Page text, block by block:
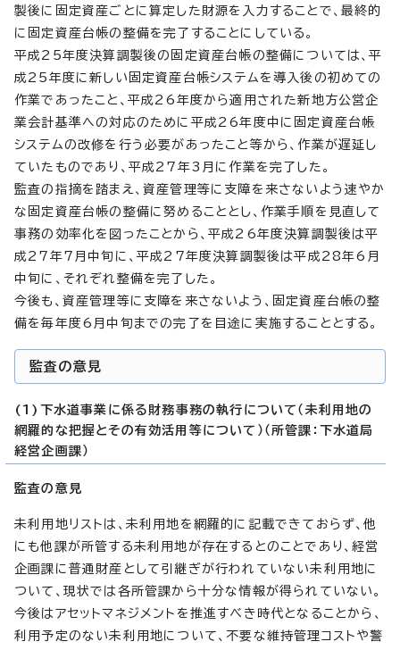
製後に固定資産ごとに算定した財源を入力することで、最終的
に固定資産台帳の整備を完了することにしている。
平成25年度決算調製後の固定資産台帳の整備については、平
成25年度に新しい固定資産台帳システムを導入後の初めての
作業であったこと、平成26年度から適用された新地方公営企
業会計基準への対応のために平成26年度中に固定資産台帳
システムの改修を行う必要があったこと等から、作業が遅延し
ていたものであり、平成27年3月に作業を完了した。
監査の指摘を踏まえ、資産管理等に支障を来さないよう速やか
な固定資産台帳の整備に努めることとし、作業手順を見直して
事務の効率化を図ったことから、平成26年度決算調製後は平
成27年7月中旬に、平成27年度決算調製後は平成28年6月
中旬に、それぞれ整備を完了した。
今後も、資産管理等に支障を来さないよう、固定資産台帳の整
備を毎年度6月中旬までの完了を目途に実施することとする。
監査の意見
(1)下水道事業に係る財務事務の執行について（未利用地の
網羅的な把握とその有効活用等について）（所管課：下水道局
経営企画課）
監査の意見
未利用地リストは、未利用地を網羅的に記載できておらず、他
にも他課が所管する未利用地が存在するとのことであり、経営
企画課に普通財産として引継ぎが行われていない未利用地に
ついて、現状では各所管課から十分な情報が得られていない。
今後はアセットマネジメントを推進すべき時代となることから、
利用予定のない未利用地について、不要な維持管理コストや警